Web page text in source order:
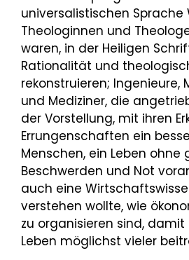
universalistischen Sprache
Theologinnen und
waren, in der Heiligen
Rationalität und
rekonstruieren; Ingenieure,
und Mediziner, die
der Vorstellung, mit ihren
Errungenschaften ein
Menschen, ein Leben
Beschwerden und Not
auch eine
verstehen wollte, wie
zu organisieren sind,
Leben möglichst vieler